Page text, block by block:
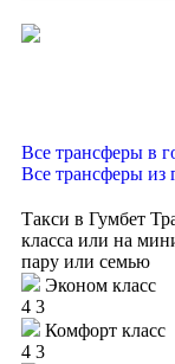
Все трансферы в
Все трансферы из
Такси в Гумбет
класса или на
пару или семью
Эконом класс
4 3
Комфорт класс
4 3